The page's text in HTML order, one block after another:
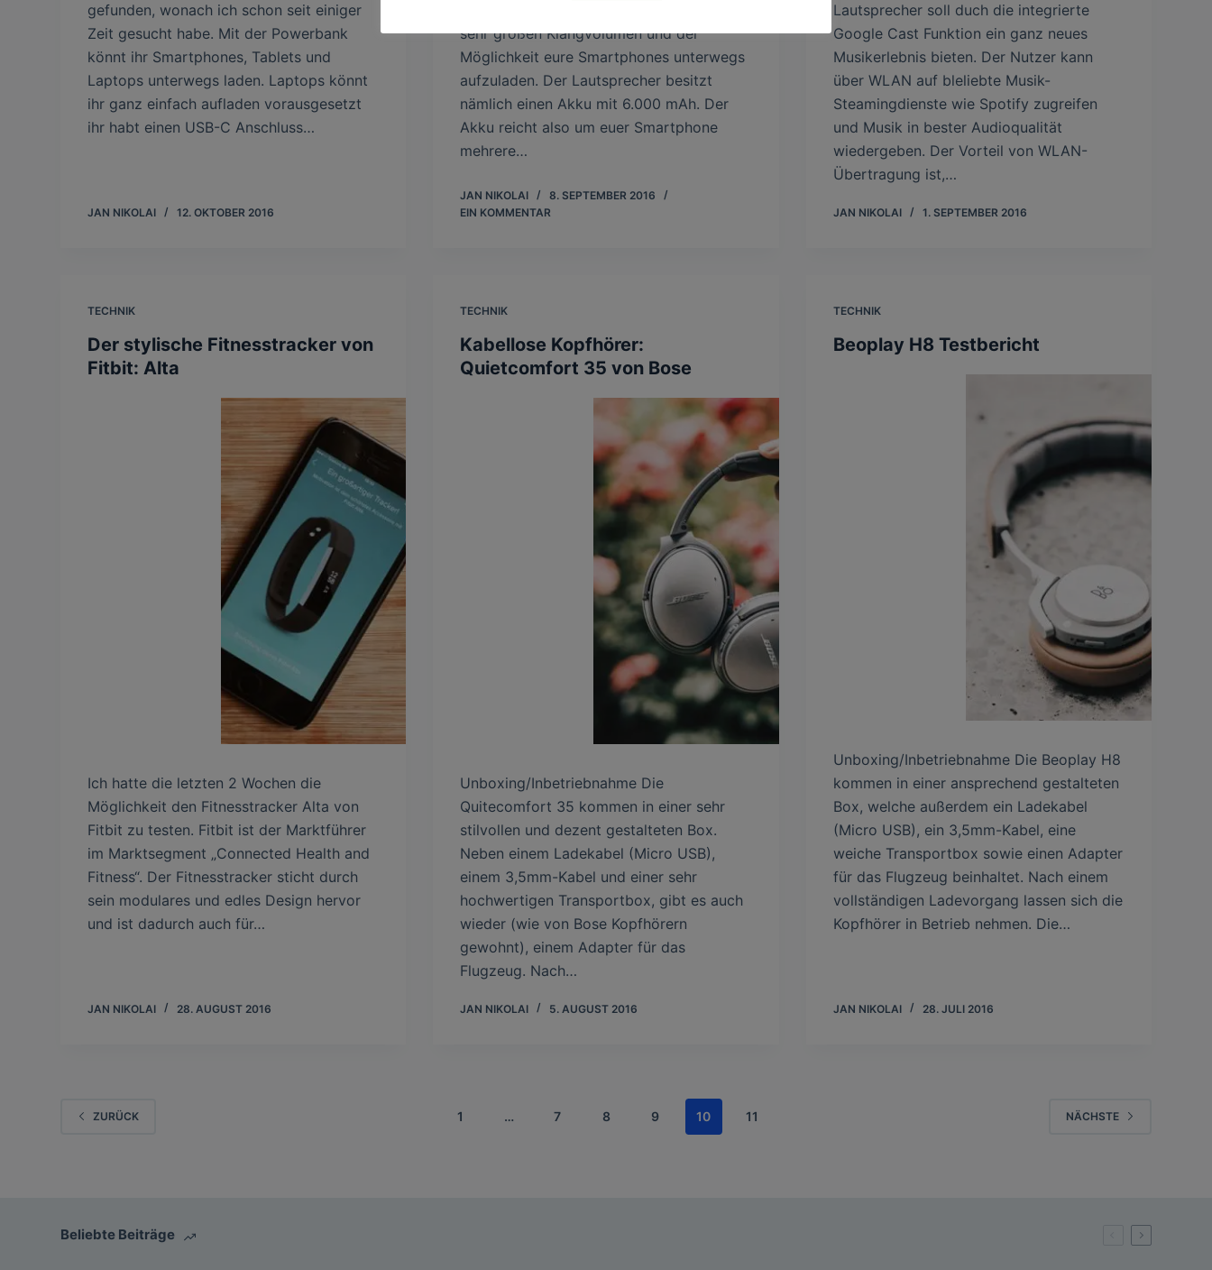
gefunden, wonach ich schon seit einiger
Zeit gesucht habe. Mit der Powerbank
könnt ihr Smartphones, Tablets und
Laptops unterwegs laden. Laptops könnt
ihr ganz einfach aufladen vorausgesetzt
ihr habt einen USB-C Anschluss…
JAN NIKOLAI 12. OKTOBER 2016
sehr großen Klangvolumen und der
Möglichkeit eure Smartphones unterwegs
aufzuladen. Der Lautsprecher besitzt
nämlich einen Akku mit 6.000 mAh. Der
Akku reicht also um euer Smartphone
mehrere…
JAN NIKOLAI
8. SEPTEMBER 2016
EIN KOMMENTAR
Lautsprecher soll duch die integrierte
Google Cast Funktion ein ganz neues
Musikerlebnis bieten. Der Nutzer kann
über WLAN auf bleliebte Musik-
Steamingdienste wie Spotify zugreifen
und Musik in bester Audioqualität
wiedergeben. Der Vorteil von WLAN-
Übertragung ist,…
JAN NIKOLAI 1. SEPTEMBER 2016
TECHNIK
Der stylische Fitnesstracker von
Fitbit: Alta
Ich hatte die letzten 2 Wochen die
Möglichkeit den Fitnesstracker Alta von
Fitbit zu testen. Fitbit ist der Marktführer
im Marktsegment „Connected Health and
Fitness“. Der Fitnesstracker sticht durch
sein modulares und edles Design hervor
und ist dadurch auch für…
JAN NIKOLAI 28. AUGUST 2016
TECHNIK
Kabellose Kopfhörer:
Quietcomfort 35 von Bose
Unboxing/Inbetriebnahme Die
Quitecomfort 35 kommen in einer sehr
stilvollen und dezent gestalteten Box.
Neben einem Ladekabel (Micro USB),
einem 3,5mm-Kabel und einer sehr
hochwertigen Transportbox, gibt es auch
wieder (wie von Bose Kopfhörern
gewohnt), einem Adapter für das
Flugzeug. Nach…
JAN NIKOLAI 5. AUGUST 2016
TECHNIK
Beoplay H8 Testbericht
Unboxing/Inbetriebnahme Die Beoplay H8
kommen in einer ansprechend gestalteten
Box, welche außerdem ein Ladekabel
(Micro USB), ein 3,5mm-Kabel, eine
weiche Transportbox sowie einen Adapter
für das Flugzeug beinhaltet. Nach einem
vollständigen Ladevorgang lassen sich die
Kopfhörer in Betrieb nehmen. Die…
JAN NIKOLAI 28. JULI 2016
ZURÜCK 1 … 7 8 9 10 11 NÄCHSTE
Beliebte Beiträge